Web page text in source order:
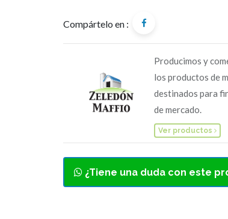
Compártelo en :
Producimos y
los productos de
destinados para
de mercado.
Ver productos
¿Tiene una duda con este